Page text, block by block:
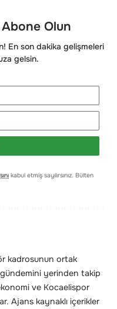
Olun
En son dakika gelişmeleri
gelsin.
kabul etmiş sayılırsınız. Bülten
kadrosunun ortak
gündemini yerinden takip
ve Kocaelispor
Ajans kaynaklı içerikler